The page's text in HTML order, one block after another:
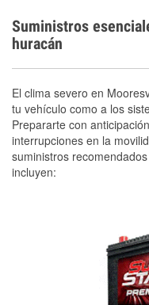
Suministros
huracán
El clima severo en
tu vehículo como a los
Prepararte con
interrupciones en la
suministros
incluyen: